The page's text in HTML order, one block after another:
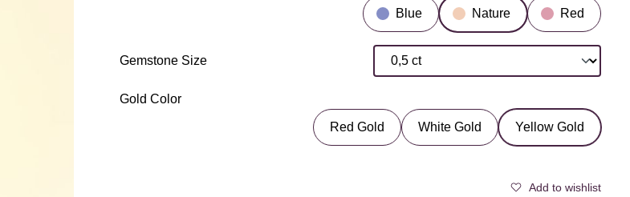
Blue Nature Red
Select
Gemstone Size
Select
Gold Color
Red Gold White Gold Yellow Gold
Add to wishlist